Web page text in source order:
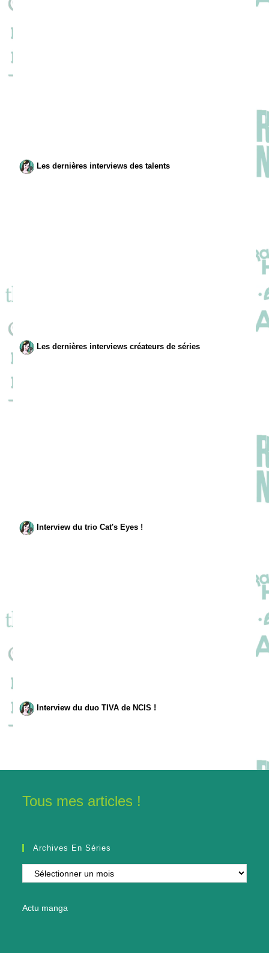
Les dernières interviews des talents
Les dernières interviews créateurs de séries
Interview du trio Cat's Eyes !
Interview du duo TIVA de NCIS !
Tous mes articles !
Archives En Séries
Archives
en
Actu manga